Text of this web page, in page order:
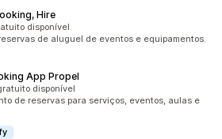
Hire
disponível
de aluguel de eventos e equipamentos.
App Propel
disponível
de reservas para serviços, eventos, aulas e